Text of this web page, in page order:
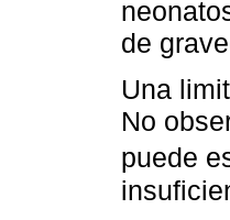
de
Una
No
puede